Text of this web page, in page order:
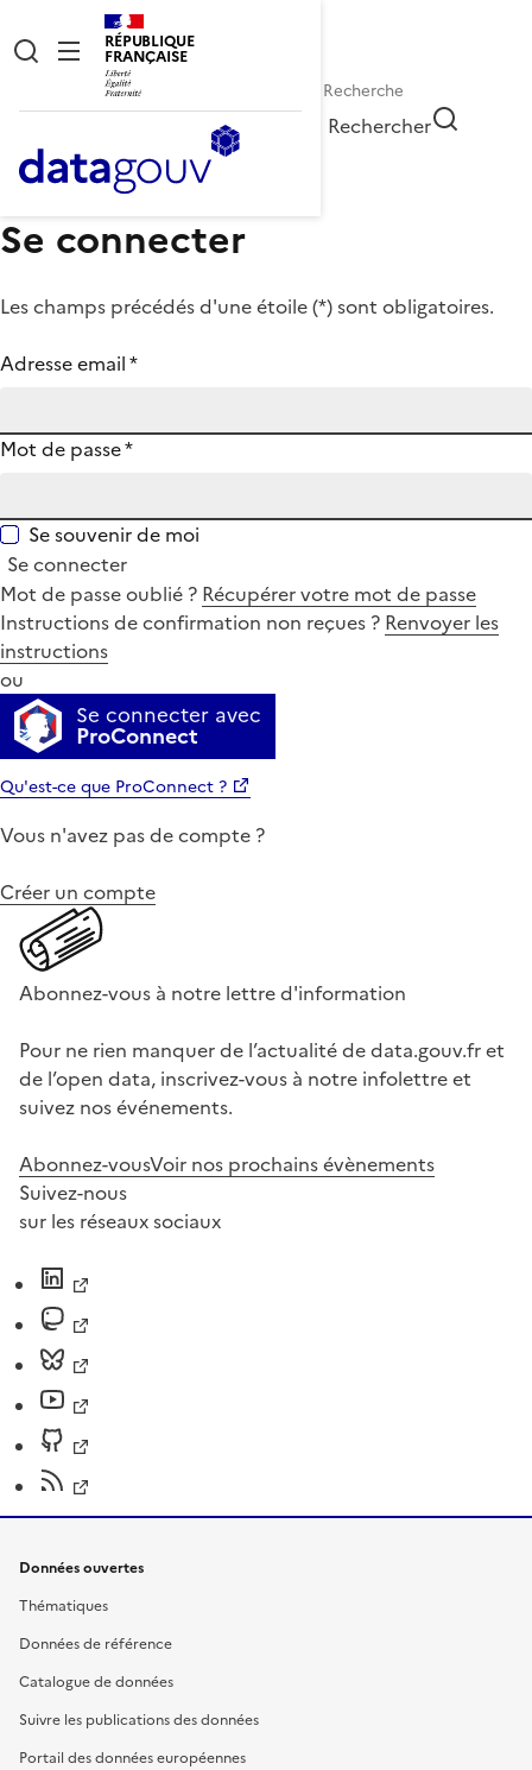
RÉPUBLIQUE
FRANÇAISE
Rechercher
Se connecter
Les champs précédés d'une étoile (*) sont obligatoires.
Adresse email*
Mot de passe*
Se souvenir de moi
Se connecter
Mot de passe oublié ? Récupérer votre mot de passe
Instructions de confirmation non reçues ? Renvoyer les
instructions
ou
Se connecter avec
ProConnect
Qu'est-ce que ProConnect ?
Vous n'avez pas de compte ?
Créer un compte
Abonnez-vous à notre lettre d'information
Pour ne rien manquer de l’actualité de data.gouv.fr et
de l’open data, inscrivez-vous à notre infolettre et
suivez nos événements.
Abonnez-vousVoir nos prochains évènements
Suivez-nous
sur les réseaux sociaux
Données ouvertes
Thématiques
Données de référence
Catalogue de données
Suivre les publications des données
Portail des données européennes